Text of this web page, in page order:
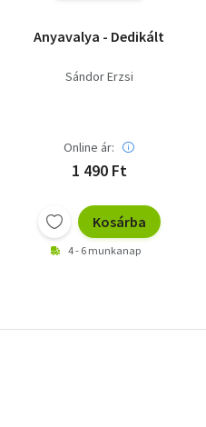
Anyavalya - Dedikált
Sándor Erzsi
Online ár:
1 490 Ft
Kosárba
4 - 6 munkanap